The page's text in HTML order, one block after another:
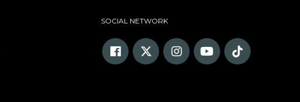
SOCIAL NETWORK